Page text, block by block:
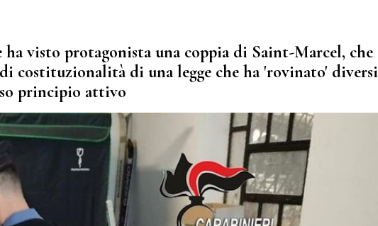
visto protagonista una coppia di Saint-Marcel, che
costituzionalità di una legge che ha 'rovinato' diversi
principio attivo